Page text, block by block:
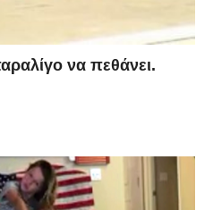
να πεθάνει.